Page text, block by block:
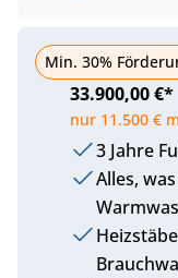
Plus
33.900,00 €*
nur 11.500 €
3 Jahre
Alles,
Min. 30%